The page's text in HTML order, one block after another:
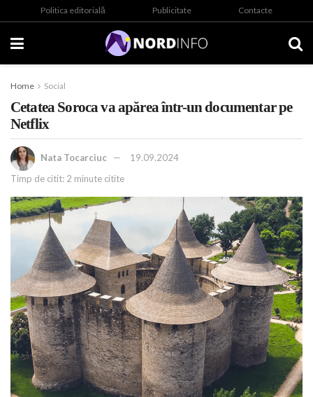
Politica editorială Publicitate Contacte
Home Social
Cetatea Soroca va apărea într-un documentar pe
Netflix
Nata Tocarciuc
19.09.2024
Timp de citit: 2 minute citite